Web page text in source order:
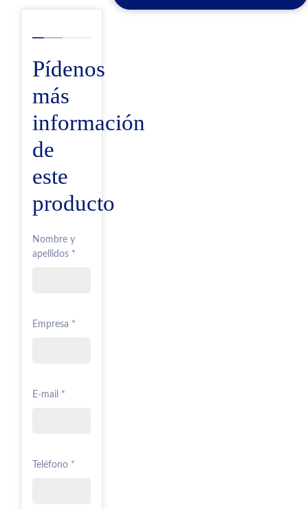
Pídenos
más
información
de
este
producto
Nombre y
apellidos *
Empresa *
E-mail *
Teléfono *